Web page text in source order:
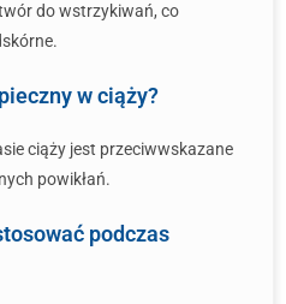
do wstrzykiwań, co
w ciąży?
ciąży jest przeciwwskazane
powikłań.
podczas